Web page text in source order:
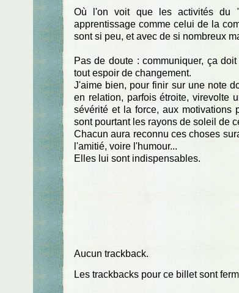
Où l'on voit que les activités du
apprentissage comme celui de la
sont si peu, et avec de si nombreux
Pas de doute : communiquer, ça
tout espoir de changement.
J'aime bien, pour finir sur une note
en relation, parfois étroite, virevolte
sévérité et la force, aux motivations
sont pourtant les rayons de soleil de
Chacun aura reconnu ces choses
l'amitié, voire l'humour...
Elles lui sont indispensables.
Aucun trackback.
Les trackbacks pour ce billet sont